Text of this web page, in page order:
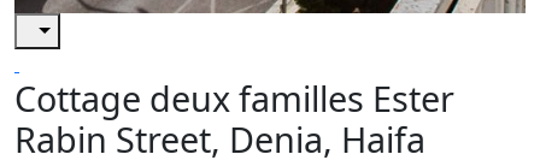
Cottage deux familles Ester
Rabin Street, Denia, Haifa